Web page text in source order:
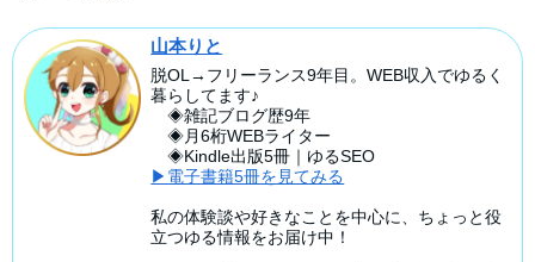
山本りと
脱OL→フリーランス9年目。WEB収入でゆるく
暮らしてます♪
◈雑記ブログ歴9年
◈月6桁WEBライター
◈Kindle出版5冊｜ゆるSEO
▶電子書籍5冊を見てみる
私の体験談や好きなことを中心に、ちょっと役
立つゆる情報をお届け中！